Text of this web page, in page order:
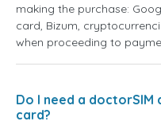
making the purchase:
card, Bizum,
when proceeding to
Do I need a
card?